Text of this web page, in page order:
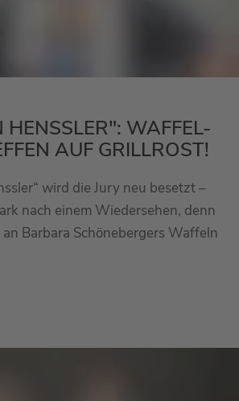
HENSSLER": WAFFEL-
AUF GRILLROST!
wird die Jury neu besetzt –
nach einem Wiedersehen, denn
Barbara Schönebergers Waffeln